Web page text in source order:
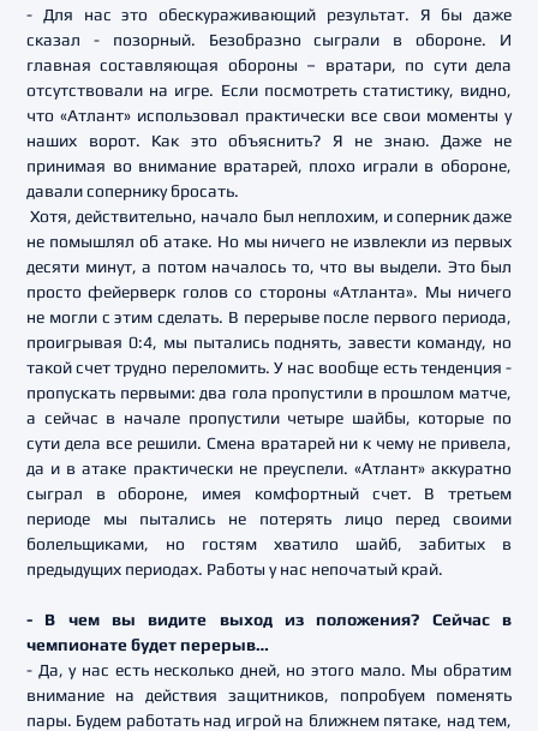
- Для нас это обескураживающий результат. Я бы даже
сказал - позорный. Безобразно сыграли в обороне. И
главная составляющая обороны – вратари, по сути дела
отсутствовали на игре. Если посмотреть статистику, видно,
что «Атлант» использовал практически все свои моменты у
наших ворот. Как это объяснить? Я не знаю. Даже не
принимая во внимание вратарей, плохо играли в обороне,
давали сопернику бросать.
Хотя, действительно, начало был неплохим, и соперник даже
не помышлял об атаке. Но мы ничего не извлекли из первых
десяти минут, а потом началось то, что вы выдели. Это был
просто фейерверк голов со стороны «Атланта». Мы ничего
не могли с этим сделать. В перерыве после первого периода,
проигрывая 0:4, мы пытались поднять, завести команду, но
такой счет трудно переломить. У нас вообще есть тенденция -
пропускать первыми: два гола пропустили в прошлом матче,
а сейчас в начале пропустили четыре шайбы, которые по
сути дела все решили. Смена вратарей ни к чему не привела,
да и в атаке практически не преуспели. «Атлант» аккуратно
сыграл в обороне, имея комфортный счет. В третьем
периоде мы пытались не потерять лицо перед своими
болельщиками, но гостям хватило шайб, забитых в
предыдущих периодах. Работы у нас непочатый край.
- В чем вы видите выход из положения? Сейчас в
чемпионате будет перерыв…
- Да, у нас есть несколько дней, но этого мало. Мы обратим
внимание на действия защитников, попробуем поменять
пары. Будем работать над игрой на ближнем пятаке, над тем,